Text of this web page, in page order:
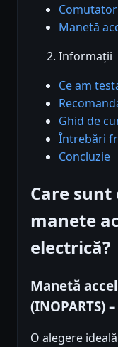
Manetă
Informații
Ce am
Ghid de
Întrebări
Concluzie
Care sunt
manete
electrică?
Manetă
(INOPARTS)
O alegere